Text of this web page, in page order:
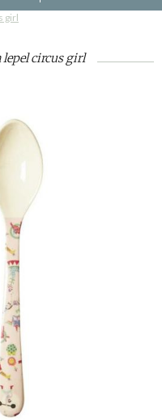
girl
circus girl